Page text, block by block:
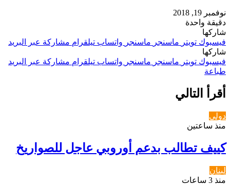
نوفمبر 19, 2018
دقيقة واحدة
شاركها
فيسبوك تويتر ماسنجر ماسنجر واتساب تيلقرام مشاركة عبر البريد
شاركها
فيسبوك تويتر ماسنجر ماسنجر واتساب تيلقرام مشاركة عبر البريد
طباعة
أقرأ التالي
دولي
منذ ساعتين
كييف تطالب بدعم أوروبي عاجل للصواريخ
لبنان
منذ 3 ساعات